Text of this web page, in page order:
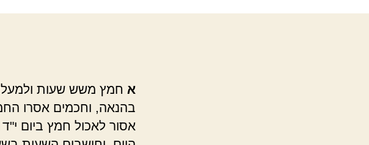
א חמץ משש שעות ולמעלה
בהנאה, וחכמים אסרו
אסור לאכול חמץ ביום